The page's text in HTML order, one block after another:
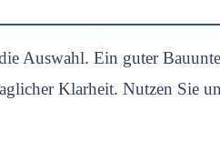
Auswahl. Ein guter
Klarheit. Nutzen Sie